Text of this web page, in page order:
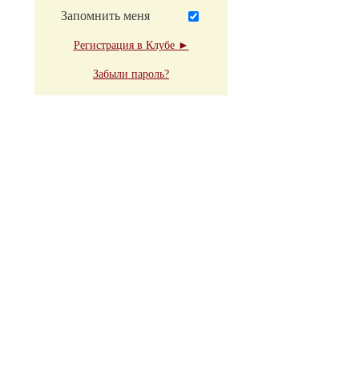
Запомнить меня
Регистрация в Клубе ►
Забыли пароль?